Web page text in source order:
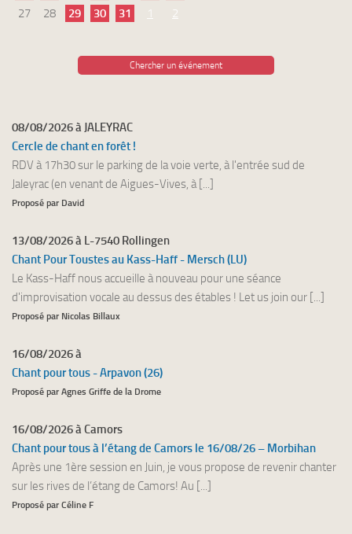
27
28 29 30 31 1 2
Chercher un événement
08/08/2026 à JALEYRAC
Cercle de chant en forêt !
RDV à 17h30 sur le parking de la voie verte, à l'entrée sud de
Jaleyrac (en venant de Aigues-Vives, à [...]
Proposé par David
13/08/2026 à L-7540 Rollingen
Chant Pour Toustes au Kass-Haff - Mersch (LU)
Le Kass-Haff nous accueille à nouveau pour une séance
d'improvisation vocale au dessus des étables ! Let us join our [...]
Proposé par Nicolas Billaux
16/08/2026 à
Chant pour tous - Arpavon (26)
Proposé par Agnes Griffe de la Drome
16/08/2026 à Camors
Chant pour tous à l’étang de Camors le 16/08/26 – Morbihan
Après une 1ère session en Juin, je vous propose de revenir chanter
sur les rives de l’étang de Camors! Au [...]
Proposé par Céline F